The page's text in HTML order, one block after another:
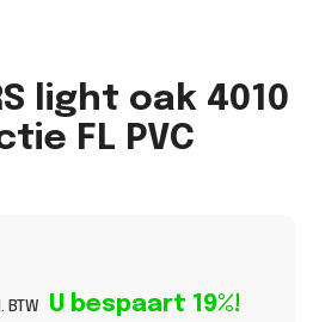
light oak 4010
FL PVC
BTW U bespaart 19%!